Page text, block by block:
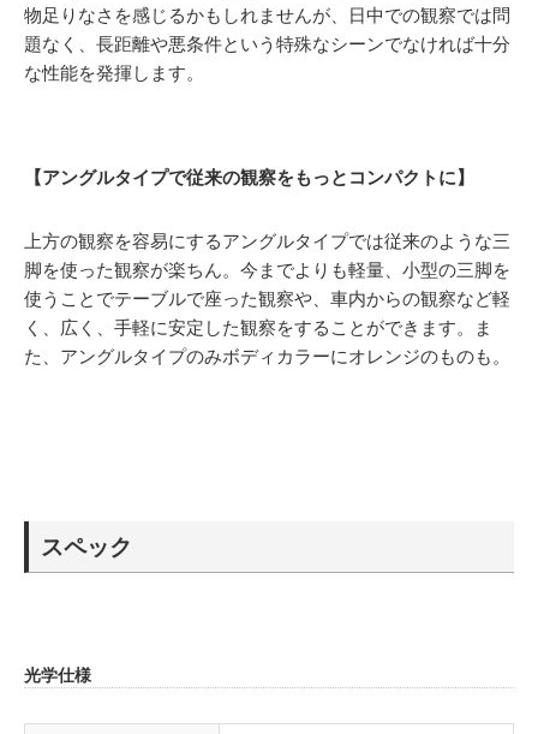
物足りなさを感じるかもしれませんが、日中での観察では問
題なく、長距離や悪条件という特殊なシーンでなければ十分
な性能を発揮します。
【アングルタイプで従来の観察をもっとコンパクトに】
上方の観察を容易にするアングルタイプでは従来のような三
脚を使った観察が楽ちん。今までよりも軽量、小型の三脚を
使うことでテーブルで座った観察や、車内からの観察など軽
く、広く、手軽に安定した観察をすることができます。ま
た、アングルタイプのみボディカラーにオレンジのものも。
スペック
光学仕様